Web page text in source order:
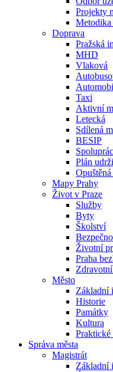
Projekty
Metodika
Doprava
Pražská
MHD
Vlaková
Taxi
Aktivní
Letecká
Sdílená
BESIP
Plán
Mapy Prahy
Život v Praze
Služby
Byty
Školství
Životní
Praha
Město
Základní
Historie
Památky
Kultura
Praktické
Správa města
Magistrát
Základní